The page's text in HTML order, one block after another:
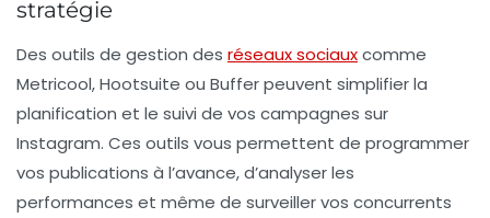
stratégie
Des outils de gestion des réseaux sociauxcomme
Metricool, Hootsuite ou Buffer peuvent simplifier la
planification et le suivi de vos campagnes sur
Instagram. Ces outils vous permettent de programmer
vos publications à l’avance, d’analyser les
performances et même de surveiller vos concurrents